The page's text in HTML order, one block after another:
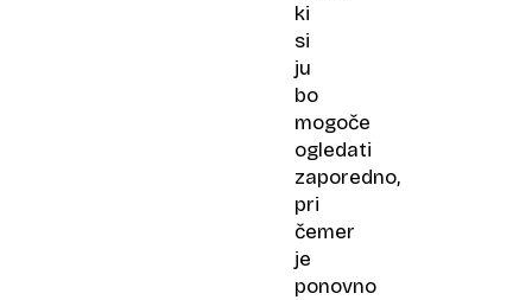
ki
si
ju
bo
mogoče
ogledati
zaporedno,
pri
čemer
je
ponovno